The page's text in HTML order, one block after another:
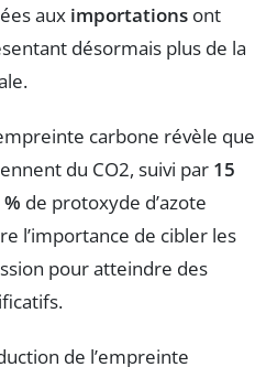
aux importations ont
désormais plus de la
carbone révèle que
du CO2, suivi par 15
de protoxyde d’azote
l’importance de cibler les
pour atteindre des
de l’empreinte